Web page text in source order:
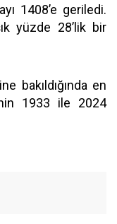
1408’e geriledi.
yüzde 28’lik bir
bakıldığında en
1933 ile 2024